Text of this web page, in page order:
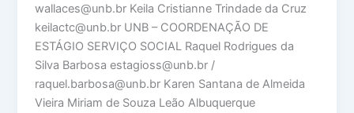
wallaces@unb.br Keila Cristianne Trindade da Cruz
keilactc@unb.br UNB – COORDENAÇÃO DE
ESTÁGIO SERVIÇO SOCIAL Raquel Rodrigues da
Silva Barbosa estagioss@unb.br /
raquel.barbosa@unb.br Karen Santana de Almeida
Vieira Miriam de Souza Leão Albuquerque